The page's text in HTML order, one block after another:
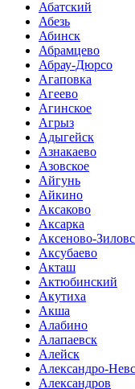
Абатский
Абезь
Абинск
Абрамцево
Абрау-Дюрсо
Агаповка
Агеево
Агинское
Агрыз
Адыгейск
Азнакаево
Азовское
Айгунь
Айкино
Аксаково
Аксарка
Аксеново-
Аксубаево
Акташ
Актюбинский
Акутиха
Акша
Алабино
Алапаевск
Алейск
Александро-
Александров